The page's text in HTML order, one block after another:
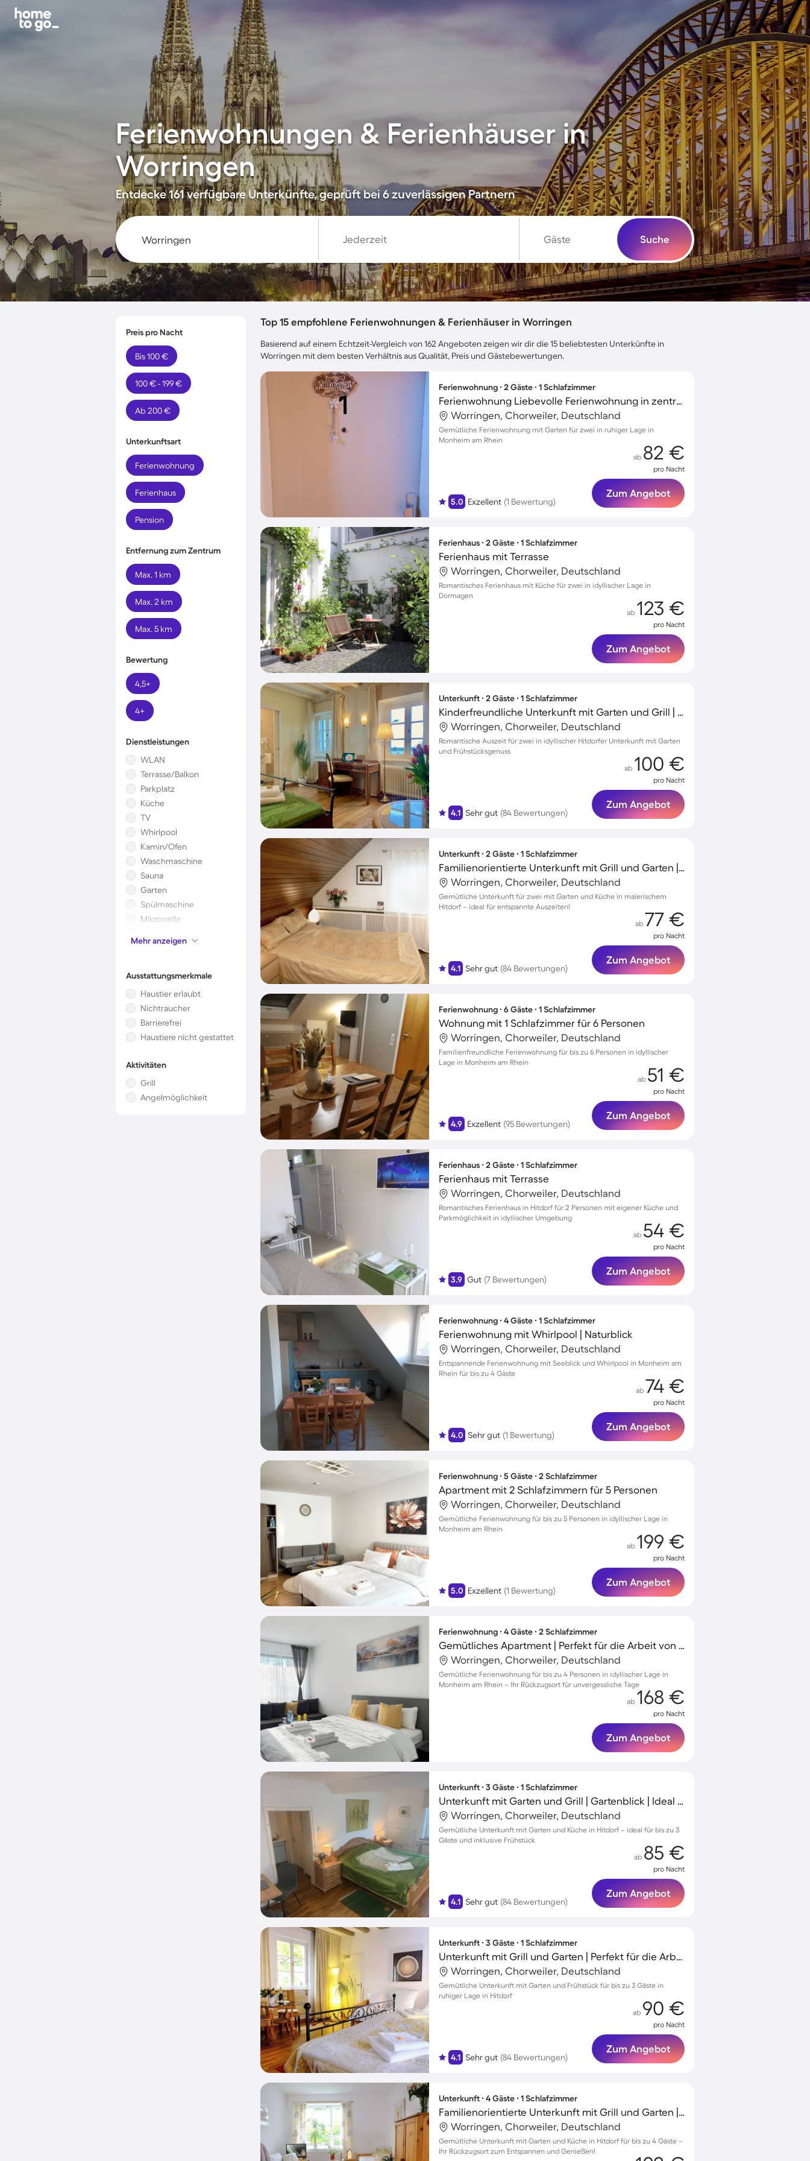
Ferienwohnungen & Ferienhäuser in
Worringen
Entdecke 161 verfügbare Unterkünfte, geprüft bei 6 zuverlässigen Partnern
Jederzeit Gäste Suche
Preis pro Nacht
Bis 100 €
100 € - 199 €
Ab 200 €
Unterkunftsart
Ferienwohnung
Ferienhaus
Pension
Entfernung zum Zentrum
Max. 1 km
Max. 2 km
Max. 5 km
Bewertung
4,5+
4+
Dienstleistungen
WLAN
Terrasse/Balkon
Parkplatz
Küche
TV
Whirlpool
Kamin/Ofen
Waschmaschine
Sauna
Garten
Spülmaschine
Mikrowelle
Kinderbett
Klimaanlage
Mehr anzeigen
Ausstattungsmerkmale
Haustier erlaubt
Nichtraucher
Barrierefrei
Haustiere nicht gestattet
Aktivitäten
Grill
Angelmöglichkeit
Top 15 empfohlene Ferienwohnungen & Ferienhäuser in Worringen
Basierend auf einem Echtzeit-Vergleich von 162 Angeboten zeigen wir dir die 15 beliebtesten Unterkünfte in
Worringen mit dem besten Verhältnis aus Qualität, Preis und Gästebewertungen.
Ferienwohnung ∙ 2 Gäste ∙ 1 Schlafzimmer
Ferienwohnung Liebevolle Ferienwohnung in zentraler Lage
Worringen, Chorweiler, Deutschland
Gemütliche Ferienwohnung mit Garten für zwei in ruhiger Lage in
Monheim am Rhein
5.0 Exzellent (1 Bewertung)
ab 82 €
pro Nacht
Zum Angebot
Ferienhaus ∙ 2 Gäste ∙ 1 Schlafzimmer
Ferienhaus mit Terrasse
Worringen, Chorweiler, Deutschland
Romantisches Ferienhaus mit Küche für zwei in idyllischer Lage in
Dormagen
ab 123 €
pro Nacht
Zum Angebot
Unterkunft ∙ 2 Gäste ∙ 1 Schlafzimmer
Kinderfreundliche Unterkunft mit Garten und Grill | Flussblick | Ideal für Homeoffice
Worringen, Chorweiler, Deutschland
Romantische Auszeit für zwei in idyllischer Hitdorfer Unterkunft mit Garten
und Frühstücksgenuss
4.1 Sehr gut (84 Bewertungen)
ab 100 €
pro Nacht
Zum Angebot
Unterkunft ∙ 2 Gäste ∙ 1 Schlafzimmer
Familienorientierte Unterkunft mit Grill und Garten | Perfekt für die Arbeit von Zuhause
Worringen, Chorweiler, Deutschland
Gemütliche Unterkunft für zwei mit Garten und Küche in malerischem
Hitdorf – ideal für entspannte Auszeiten!
4.1 Sehr gut (84 Bewertungen)
ab 77 €
pro Nacht
Zum Angebot
Ferienwohnung ∙ 6 Gäste ∙ 1 Schlafzimmer
Wohnung mit 1 Schlafzimmer für 6 Personen
Worringen, Chorweiler, Deutschland
Familienfreundliche Ferienwohnung für bis zu 6 Personen in idyllischer
Lage in Monheim am Rhein
4.9 Exzellent (95 Bewertungen)
ab 51 €
pro Nacht
Zum Angebot
Ferienhaus ∙ 2 Gäste ∙ 1 Schlafzimmer
Ferienhaus mit Terrasse
Worringen, Chorweiler, Deutschland
Romantisches Ferienhaus in Hitdorf für 2 Personen mit eigener Küche und
Parkmöglichkeit in idyllischer Umgebung
3.9 Gut (7 Bewertungen)
ab 54 €
pro Nacht
Zum Angebot
Ferienwohnung ∙ 4 Gäste ∙ 1 Schlafzimmer
Ferienwohnung mit Whirlpool | Naturblick
Worringen, Chorweiler, Deutschland
Entspannende Ferienwohnung mit Seeblick und Whirlpool in Monheim am
Rhein für bis zu 4 Gäste
4.0 Sehr gut (1 Bewertung)
ab 74 €
pro Nacht
Zum Angebot
Ferienwohnung ∙ 5 Gäste ∙ 2 Schlafzimmer
Apartment mit 2 Schlafzimmern für 5 Personen
Worringen, Chorweiler, Deutschland
Gemütliche Ferienwohnung für bis zu 5 Personen in idyllischer Lage in
Monheim am Rhein
5.0 Exzellent (1 Bewertung)
ab 199 €
pro Nacht
Zum Angebot
Ferienwohnung ∙ 4 Gäste ∙ 2 Schlafzimmer
Gemütliches Apartment | Perfekt für die Arbeit von Zuhause
Worringen, Chorweiler, Deutschland
Gemütliche Ferienwohnung für bis zu 4 Personen in idyllischer Lage in
Monheim am Rhein – Ihr Rückzugsort für unvergessliche Tage
ab 168 €
pro Nacht
Zum Angebot
Unterkunft ∙ 3 Gäste ∙ 1 Schlafzimmer
Unterkunft mit Garten und Grill | Gartenblick | Ideal für Homeoffice
Worringen, Chorweiler, Deutschland
Gemütliche Unterkunft mit Garten und Küche in Hitdorf – ideal für bis zu 3
Gäste und inklusive Frühstück
4.1 Sehr gut (84 Bewertungen)
ab 85 €
pro Nacht
Zum Angebot
Unterkunft ∙ 3 Gäste ∙ 1 Schlafzimmer
Unterkunft mit Grill und Garten | Perfekt für die Arbeit von Zuhause
Worringen, Chorweiler, Deutschland
Gemütliche Unterkunft mit Garten und Frühstück für bis zu 3 Gäste in
ruhiger Lage in Hitdorf
4.1 Sehr gut (84 Bewertungen)
ab 90 €
pro Nacht
Zum Angebot
Unterkunft ∙ 4 Gäste ∙ 1 Schlafzimmer
Familienorientierte Unterkunft mit Grill und Garten | Gartenblick | Ideal für Homeoffice
Worringen, Chorweiler, Deutschland
Gemütliche Unterkunft mit Garten und Küche in Hitdorf für bis zu 4 Gäste –
Ihr Rückzugsort zum Entspannen und Genießen!